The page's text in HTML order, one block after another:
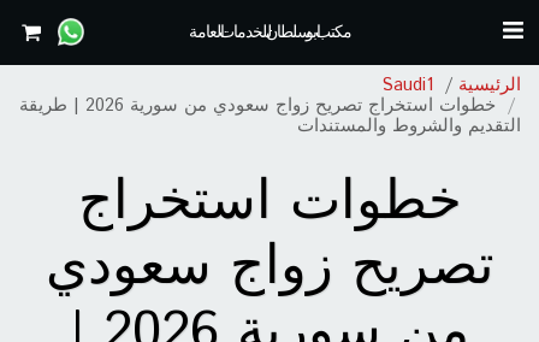
مكتب ابو سلطان للخدمات العامة
الرئيسية
Saudi1
خطوات استخراج تصريح زواج سعودي من سورية 2026 | طريقة
التقديم والشروط والمستندات
خطوات استخراج
تصريح زواج سعودي